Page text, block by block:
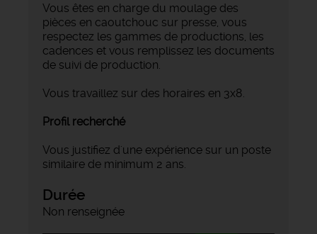
Vous êtes en charge du moulage des
pièces en caoutchouc sur presse, vous
respectez les gammes de productions, les
cadences et vous remplissez les documents
de suivi de production.
Vous travaillez sur des horaires en 3x8.
Profil recherché
Vous justifiez d'une expérience sur un poste
similaire de minimum 2 ans.
Durée
Non renseignée